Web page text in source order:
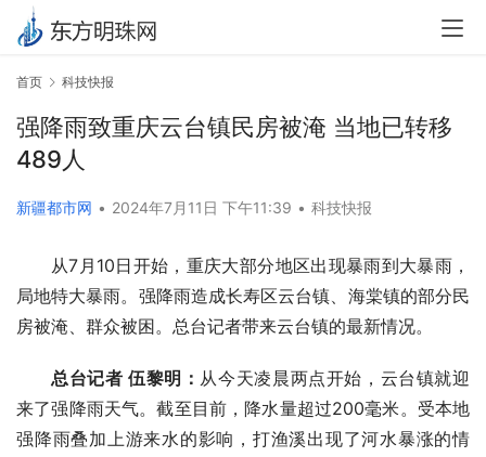
首页 科技快报
强降雨致重庆云台镇民房被淹 当地已转移
489人
新疆都市网 • 2024年7月11日 下午11:39 • 科技快报
从7月10日开始，重庆大部分地区出现暴雨到大暴雨，
局地特大暴雨。强降雨造成长寿区云台镇、海棠镇的部分民
房被淹、群众被困。总台记者带来云台镇的最新情况。
总台记者 伍黎明： 从今天凌晨两点开始，云台镇就迎
来了强降雨天气。截至目前，降水量超过200毫米。受本地
强降雨叠加上游来水的影响，打渔溪出现了河水暴涨的情